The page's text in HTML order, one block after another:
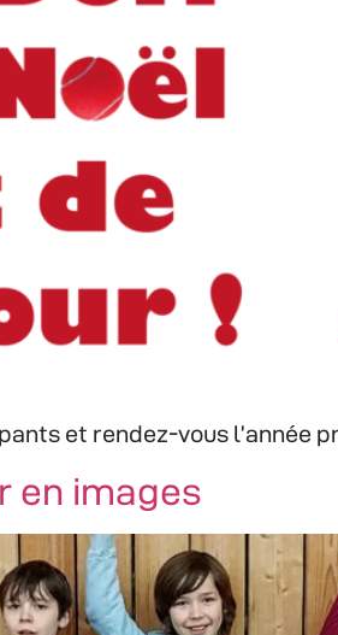
et rendez-vous l’année
en images